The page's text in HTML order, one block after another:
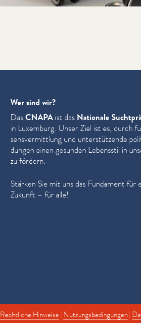
Wer sind wir?
DasCNAPAist das Nationale
in Luxemburg. Unser Ziel ist es, durch
sensver­mit­tlung und unter­stützende
dun­gen einen gesunden Lebensstil in
zu fördern.
Stärken Sie mit uns das Fundament für
Zukunft – für alle!
Rechtliche Hinweise| Nutzungsbedingungen|